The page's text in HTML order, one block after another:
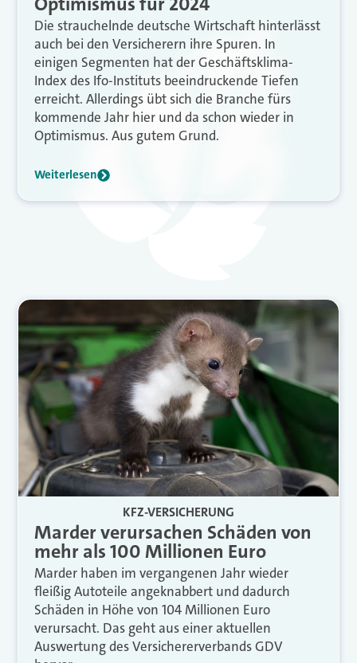
Die strauchelnde deutsche Wirtschaft hinterlässt
auch bei den Versicherern ihre Spuren. In
einigen Segmenten hat der Geschäftsklima-
Index des Ifo-Instituts beeindruckende Tiefen
erreicht. Allerdings übt sich die Branche fürs
kommende Jahr hier und da schon wieder in
Optimismus. Aus gutem Grund.
Weiterlesen
KFZ-VERSICHERUNG
Marder verursachen Schäden von
mehr als 100 Millionen Euro
Marder haben im vergangenen Jahr wieder
fleißig Autoteile angeknabbert und dadurch
Schäden in Höhe von 104 Millionen Euro
verursacht. Das geht aus einer aktuellen
Auswertung des Versichererverbands GDV